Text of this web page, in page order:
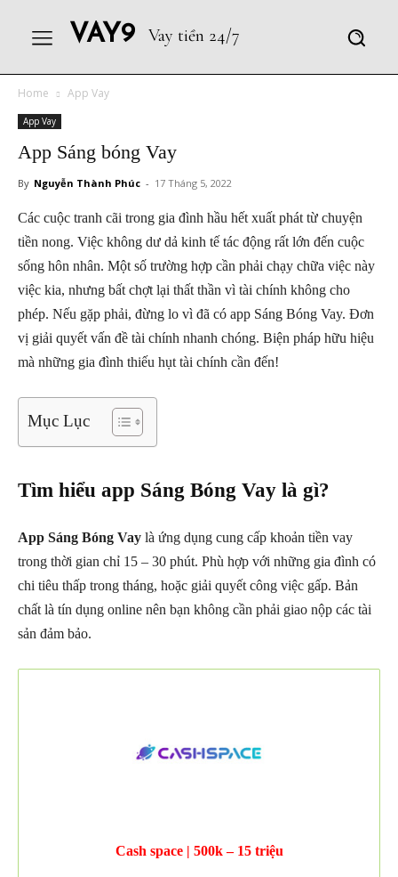
VAY9 Vay tiền 24/7
Home App Vay
App Vay
App Sáng bóng Vay
By Nguyễn Thành Phúc - 17 Tháng 5, 2022
Các cuộc tranh cãi trong gia đình hầu hết xuất phát từ chuyện
tiền nong. Việc không dư dả kinh tế tác động rất lớn đến cuộc
sống hôn nhân. Một số trường hợp cần phải chạy chữa việc này
việc kia, nhưng bất chợt lại thất thần vì tài chính không cho
phép. Nếu gặp phải, đừng lo vì đã có app Sáng Bóng Vay. Đơn
vị giải quyết vấn đề tài chính nhanh chóng. Biện pháp hữu hiệu
mà những gia đình thiếu hụt tài chính cần đến!
Mục Lục
Tìm hiểu app Sáng Bóng Vay là gì?
App Sáng Bóng Vay là ứng dụng cung cấp khoản tiền vay
trong thời gian chỉ 15 – 30 phút. Phù hợp với những gia đình có
chi tiêu thấp trong tháng, hoặc giải quyết công việc gấp. Bản
chất là tín dụng online nên bạn không cần phải giao nộp các tài
sản đảm bảo.
Cash space | 500k – 15 triệu